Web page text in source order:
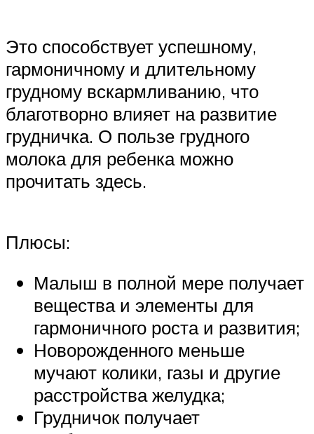
Это способствует успешному,
гармоничному и длительному
грудному вскармливанию, что
благотворно влияет на развитие
грудничка. О пользе грудного
молока для ребенка можно
прочитать здесь.
Плюсы:
Малыш в полной мере получает
вещества и элементы для
гармоничного роста и развития;
Новорожденного меньше
мучают колики, газы и другие
расстройства желудка;
Грудничок получает